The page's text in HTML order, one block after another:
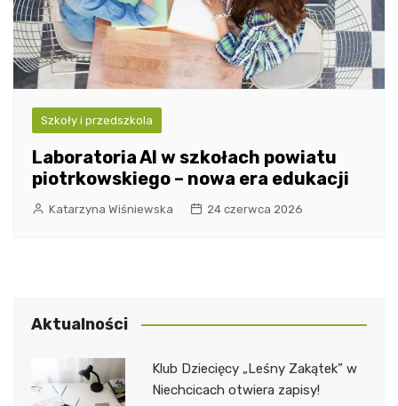
Szkoły i przedszkola
Laboratoria AI w szkołach powiatu
piotrkowskiego – nowa era edukacji
Katarzyna Wiśniewska 24 czerwca 2026
Aktualności
Klub Dziecięcy „Leśny Zakątek” w
Niechcicach otwiera zapisy!